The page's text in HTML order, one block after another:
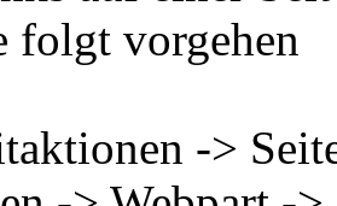
folgt vorgehen
->